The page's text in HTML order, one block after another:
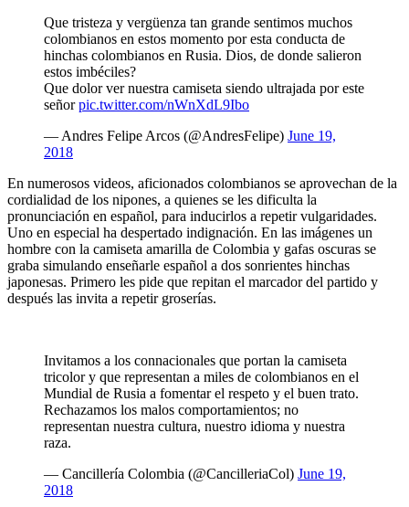
Que tristeza y vergüenza tan grande sentimos muchos
colombianos en estos momento por esta conducta de
hinchas colombianos en Rusia. Dios, de donde salieron
estos imbéciles?
Que dolor ver nuestra camiseta siendo ultrajada por este
señorpic.twitter.com/nWnXdL9Ibo
— Andres Felipe Arcos (@AndresFelipe) June 19,
2018
En numerosos videos, aficionados colombianos se aprovechan de la
cordialidad de los nipones, a quienes se les dificulta la
pronunciación en español, para inducirlos a repetir vulgaridades.
Uno en especial ha despertado indignación. En las imágenes un
hombre con la camiseta amarilla de Colombia y gafas oscuras se
graba simulando enseñarle español a dos sonrientes hinchas
japonesas. Primero les pide que repitan el marcador del partido y
después las invita a repetir groserías.
Invitamos a los connacionales que portan la camiseta
tricolor y que representan a miles de colombianos en el
Mundial de Rusia a fomentar el respeto y el buen trato.
Rechazamos los malos comportamientos; no
representan nuestra cultura, nuestro idioma y nuestra
raza.
— Cancillería Colombia (@CancilleriaCol) June 19,
2018